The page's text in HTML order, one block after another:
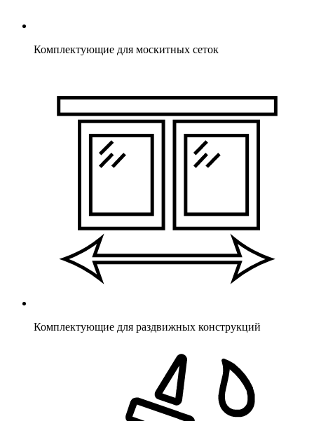
Комплектующие для москитных сеток
Комплектующие для раздвижных конструкций